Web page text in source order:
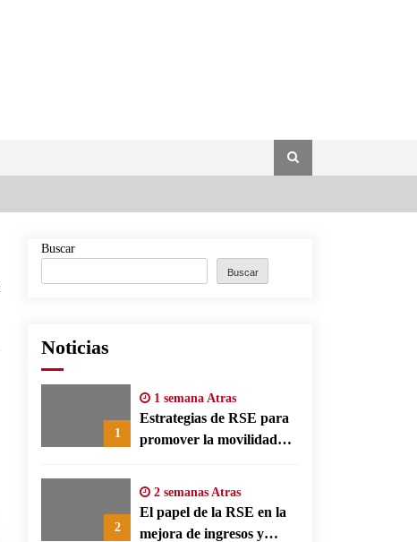
Buscar
Buscar
Noticias
1
1 semana Atras
Estrategias de RSE para
promover la movilidad
fabriles alemanes
2
2 semanas Atras
El papel de la RSE en la
mejora de ingresos y